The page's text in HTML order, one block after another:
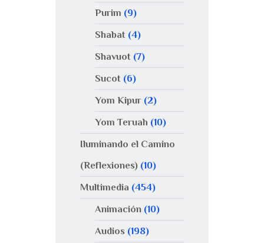
Purim (9)
Shabat(4)
Shavuot(7)
Sucot(6)
Yom Kipur(2)
Yom Teruah (10)
Iluminando el Camino
(Reflexiones) (10)
Multimedia (454)
Animación(10)
Audios (198)